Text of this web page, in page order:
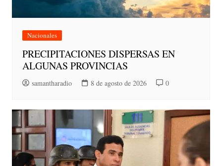
Nacionales
PRECIPITACIONES DISPERSAS EN
ALGUNAS PROVINCIAS
samantharadio 8 de agosto de 2026 0